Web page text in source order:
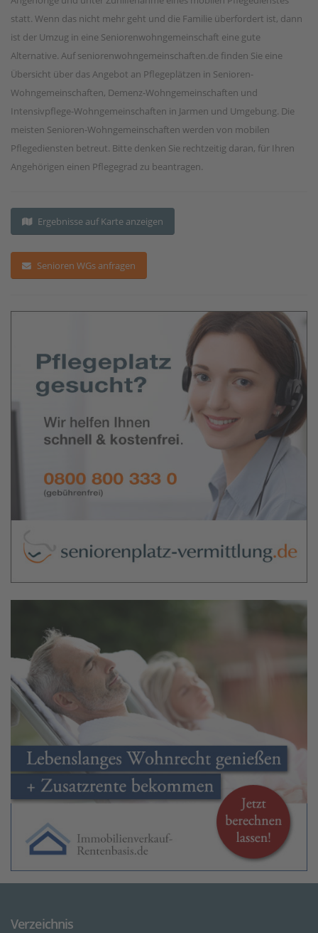
statt. Wenn das nicht mehr geht und die Familie überfordert ist, dann
ist der Umzug in eine Seniorenwohngemeinschaft eine gute
Alternative. Auf seniorenwohngemeinschaften.de finden Sie eine
Übersicht über das Angebot an Pflegeplätzen in Senioren-
Wohngemeinschaften, Demenz-Wohngemeinschaften und
Intensivpflege-Wohngemeinschaften in Jarmen und Umgebung. Die
meisten Senioren-Wohngemeinschaften werden von mobilen
Pflegediensten betreut. Bitte denken Sie rechtzeitig daran, für Ihren
Angehörigen einen Pflegegrad zu beantragen.
Ergebnisse auf Karte anzeigen
Senioren WGs anfragen
Verzeichnis